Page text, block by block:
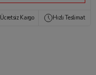
Ücretsiz Kargo Hızlı Teslimat